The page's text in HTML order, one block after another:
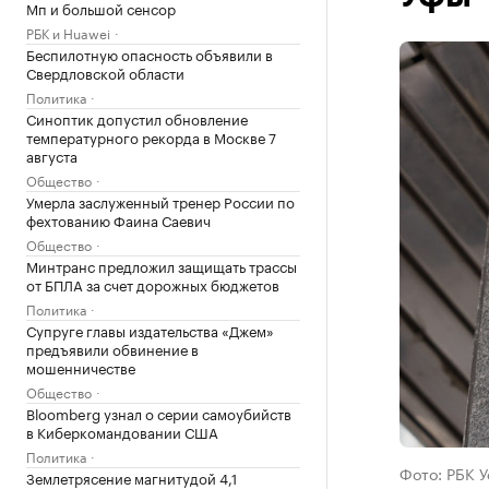
Мп и большой сенсор
РБК и Huawei
Беспилотную опасность объявили в
Свердловской области
Политика
Синоптик допустил обновление
температурного рекорда в Москве 7
августа
Общество
Умерла заслуженный тренер России по
фехтованию Фаина Саевич
Общество
Минтранс предложил защищать трассы
от БПЛА за счет дорожных бюджетов
Политика
Супруге главы издательства «Джем»
предъявили обвинение в
мошенничестве
Общество
Bloomberg узнал о серии самоубийств
в Киберкомандовании США
Политика
Землетрясение магнитудой 4,1
Фото: РБК